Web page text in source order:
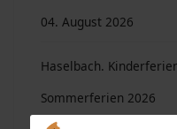
04. August 2026
Haselbach.
Sommerferien 2026